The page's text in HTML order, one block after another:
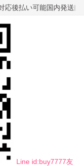
応後払い可能国内発送
Line id:buy7777友